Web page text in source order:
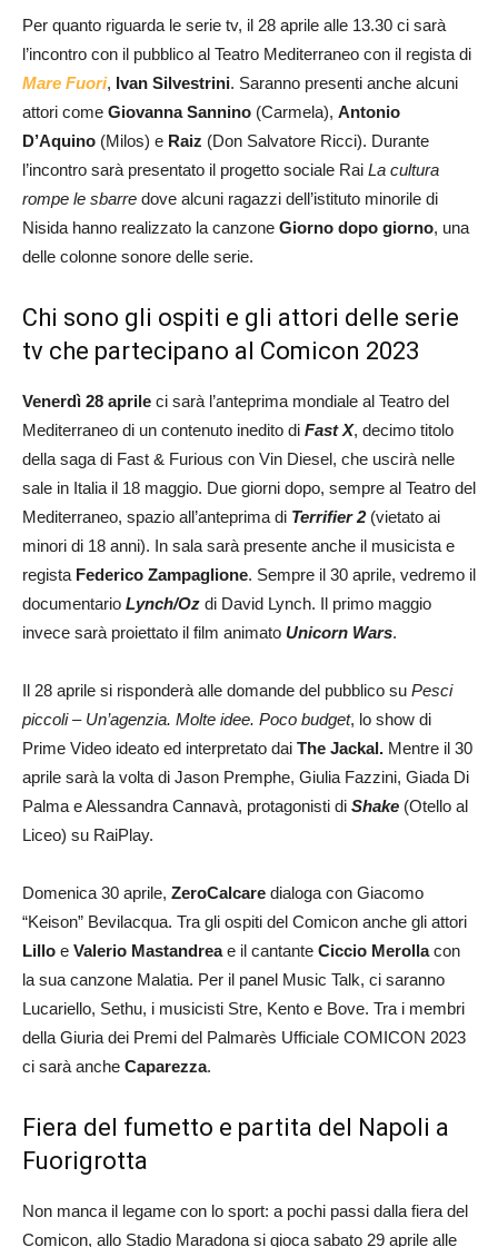
Per quanto riguarda le serie tv, il 28 aprile alle 13.30 ci sarà
l’incontro con il pubblico al Teatro Mediterraneo con il regista di
Mare Fuori, Ivan Silvestrini. Saranno presenti anche alcuni
attori come Giovanna Sannino (Carmela), Antonio
D’Aquino (Milos) e Raiz (Don Salvatore Ricci). Durante
l’incontro sarà presentato il progetto sociale Rai La cultura
rompe le sbarre dove alcuni ragazzi dell’istituto minorile di
Nisida hanno realizzato la canzone Giorno dopo giorno, una
delle colonne sonore delle serie.
Chi sono gli ospiti e gli attori delle serie
tv che partecipano al Comicon 2023
Venerdì 28 aprile ci sarà l’anteprima mondiale al Teatro del
Mediterraneo di un contenuto inedito di Fast X, decimo titolo
della saga di Fast & Furious con Vin Diesel, che uscirà nelle
sale in Italia il 18 maggio. Due giorni dopo, sempre al Teatro del
Mediterraneo, spazio all’anteprima di Terrifier 2(vietato ai
minori di 18 anni). In sala sarà presente anche il musicista e
regista Federico Zampaglione. Sempre il 30 aprile, vedremo il
documentario Lynch/Oz di David Lynch. Il primo maggio
invece sarà proiettato il film animato Unicorn Wars.
Il 28 aprile si risponderà alle domande del pubblico su Pesci
piccoli – Un’agenzia. Molte idee. Poco budget, lo show di
Prime Video ideato ed interpretato dai The Jackal. Mentre il 30
aprile sarà la volta di Jason Premphe, Giulia Fazzini, Giada Di
Palma e Alessandra Cannavà, protagonisti di Shake (Otello al
Liceo) su RaiPlay.
Domenica 30 aprile, ZeroCalcare dialoga con Giacomo
“Keison” Bevilacqua. Tra gli ospiti del Comicon anche gli attori
Lillo e Valerio Mastandreae il cantante Ciccio Merollacon
la sua canzone Malatia. Per il panel Music Talk, ci saranno
Lucariello, Sethu, i musicisti Stre, Kento e Bove. Tra i membri
della Giuria dei Premi del Palmarès Ufficiale COMICON 2023
ci sarà anche Caparezza.
Fiera del fumetto e partita del Napoli a
Fuorigrotta
Non manca il legame con lo sport: a pochi passi dalla fiera del
Comicon, allo Stadio Maradona si gioca sabato 29 aprile alle